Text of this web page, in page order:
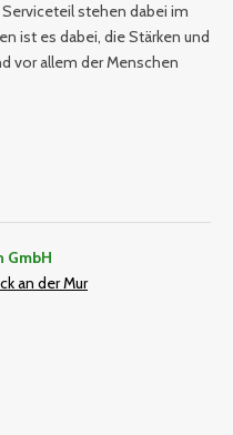
stehen dabei im
ist es dabei, die Stärken und
vor allem der Menschen
GmbH
an der Mur